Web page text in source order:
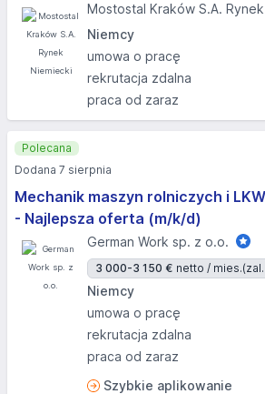
Mostostal Kraków S.A.
Niemcy
umowa o pracę
rekrutacja zdalna
praca od zaraz
Mechanik maszyn rolniczych i
- Najlepsza oferta (m/k/d)
German Work sp. z o.o.
3 000-3 150 € netto / mies.
Niemcy
umowa o pracę
rekrutacja zdalna
praca od zaraz
Szybkie aplikowanie
Polecana
Dodana 7 sierpnia